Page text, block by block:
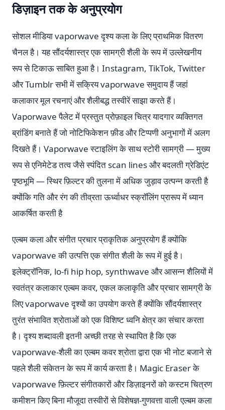
डिज़ाइन तक के अनुप्रयोग
सोशल मीडिया vaporwave दृश्य कला के लिए प्राथमिक वितरण
चैनल है। यह सौंदर्यशास्त्र एक सामग्री शैली के रूप में उल्लेखनीय
रूप से टिकाऊ साबित हुआ है। Instagram, TikTok, Twitter
और Tumblr सभी में सक्रिय vaporwave समुदाय हैं जहां
कलाकार मूल रचनाएं और शैलीबद्ध तस्वीरें साझा करते हैं।
Vaporwave पैलेट में प्रस्तुत प्रोफ़ाइल चित्र यादगार व्यक्तिगत
ब्रांडिंग बनाते हैं जो नोटिफिकेशन फ़ीड और टिप्पणी अनुभागों में अलग
दिखते हैं। Vaporwave स्टाइलिंग के साथ स्टोरी सामग्री — मुख्य
रूप से एनिमेटेड तत्व जैसे स्पंदित scan lines और बदलती ग्रेडिएंट
पृष्ठभूमि — स्थिर फ़िल्टर की तुलना में अधिक जुड़ाव उत्पन्न करती है
क्योंकि गति और रंग की तीव्रता ऊर्ध्वाधर स्क्रॉलिंग प्रारूप में ध्यान
आकर्षित करती है
एल्बम कला और संगीत प्रचार प्राकृतिक अनुप्रयोग हैं क्योंकि
vaporwave की उत्पत्ति एक संगीत शैली के रूप में हुई है।
इलेक्ट्रॉनिक, lo-fi hip hop, synthwave और आसन्न शैलियों में
स्वतंत्र कलाकार एल्बम कवर, एकल कलाकृति और प्रचार सामग्री के
लिए vaporwave दृश्यों का उपयोग करते हैं क्योंकि सौंदर्यशास्त्र
तुरंत संभावित श्रोताओं को एक विशिष्ट ध्वनि क्षेत्र का संचार करता
है। दृश्य शब्दावली इतनी अच्छी तरह से स्थापित है कि एक
vaporwave-शैली का एल्बम कवर श्रोता द्वारा एक भी नोट बजाने से
पहले शैली संकेतन के रूप में कार्य करता है। Magic Eraser के
vaporwave फ़िल्टर संगीतकारों और डिज़ाइनरों को कस्टम चित्रण
कमीशन किए बिना मौजूदा तस्वीरों से विशेषज्ञ-गुणवत्ता वाली एल्बम कला